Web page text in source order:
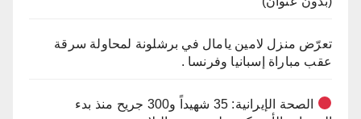
تعرّض منزل لامين يامال في برشلونة لمحاولة سرقة
عقب مباراة إسبانيا وفرنسا .
الصحة الإيرانية: 35 شهيداً و300 جريح منذ بدء